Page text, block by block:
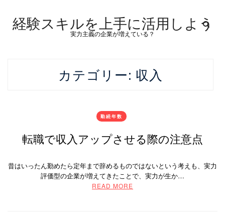
経験スキルを上手に活用しよう
実力主義の企業が増えている？
カテゴリー: 収入
勤続年数
転職で収入アップさせる際の注意点
昔はいったん勤めたら定年まで辞めるものではないという考えも、実力
評価型の企業が増えてきたことで、実力が生か…
READ MORE